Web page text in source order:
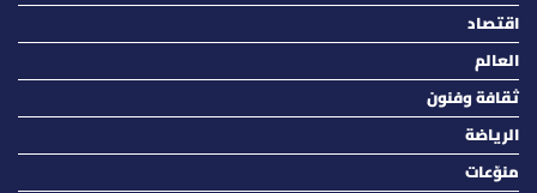
اقتصاد
العالم
ثقافة وفنون
الرياضة
منوّعات